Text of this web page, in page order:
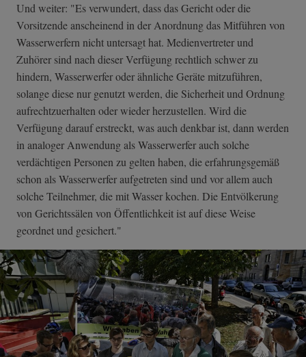
Und weiter: "Es verwundert, dass das Gericht oder die
Vorsitzende anscheinend in der Anordnung das Mitführen von
Wasserwerfern nicht untersagt hat. Medienvertreter und
Zuhörer sind nach dieser Verfügung rechtlich schwer zu
hindern, Wasserwerfer oder ähnliche Geräte mitzuführen,
solange diese nur genutzt werden, die Sicherheit und Ordnung
aufrechtzuerhalten oder wieder herzustellen. Wird die
Verfügung darauf erstreckt, was auch denkbar ist, dann werden
in analoger Anwendung als Wasserwerfer auch solche
verdächtigen Personen zu gelten haben, die erfahrungsgemäß
schon als Wasserwerfer aufgetreten sind und vor allem auch
solche Teilnehmer, die mit Wasser kochen. Die Entvölkerung
von Gerichtssälen von Öffentlichkeit ist auf diese Weise
geordnet und gesichert."